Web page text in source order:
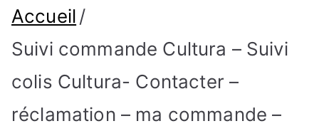
Accueil
Suivi commande Cultura – Suivi
colis Cultura- Contacter –
réclamation – ma commande –